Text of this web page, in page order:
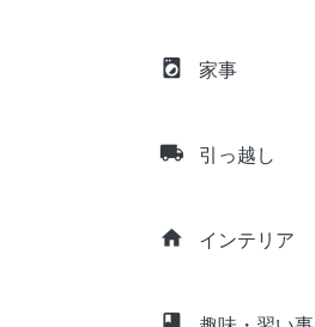
local_laundry_service 家事
local_shipping 引っ越し
home インテリア